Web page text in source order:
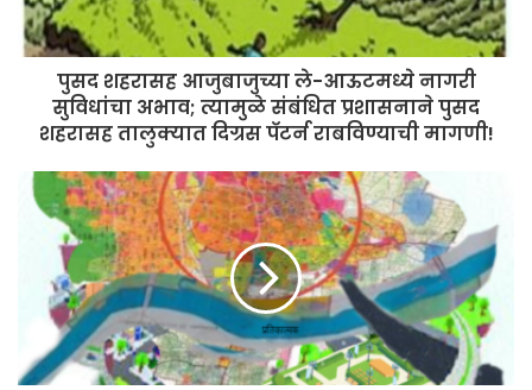
पुसद शहरासह आजुबाजुच्या ले-आऊटमध्ये नागरी
सुविधांचा अभाव; त्यामुळे संबंधित प्रशासनाने पुसद
शहरासह तालुक्यात दिग्रस पॅटर्न राबविण्याची मागणी!